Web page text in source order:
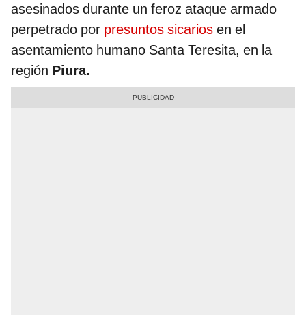
asesinados durante un feroz ataque armado
perpetrado por presuntos sicarios en el
asentamiento humano Santa Teresita, en la
región Piura.